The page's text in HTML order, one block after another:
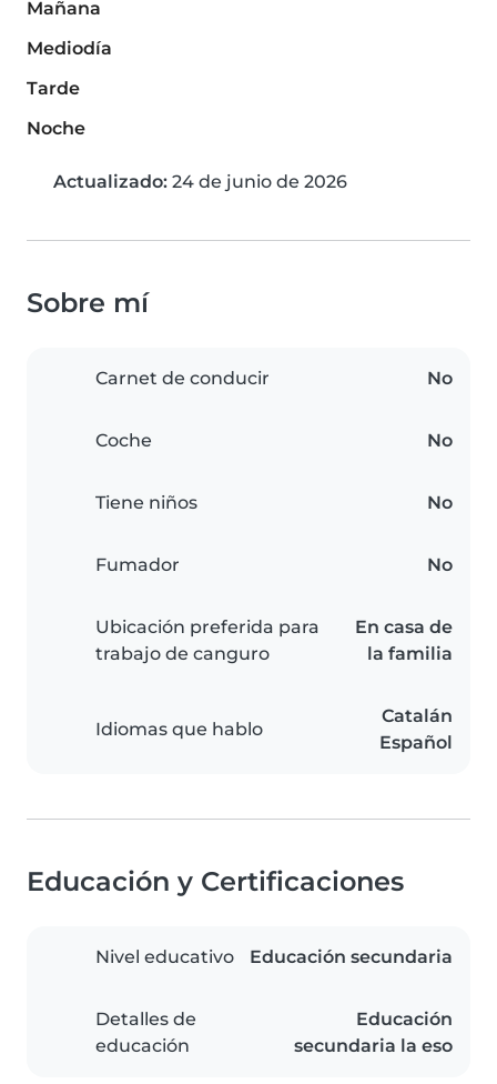
Mañana
Mediodía
Tarde
Noche
Actualizado: 24 de junio de 2026
Sobre mí
Carnet de conducir No
Coche No
Tiene niños No
Fumador No
Ubicación preferida para
trabajo de canguro
En casa de
la familia
Idiomas que hablo
Catalán
Español
Educación y Certificaciones
Nivel educativo Educación secundaria
Detalles de
educación
Educación
secundaria la eso